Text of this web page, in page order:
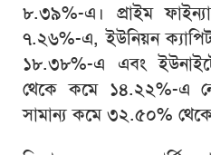
৮.৩৯%-এ। প্রাইম
৭.২৬%-এ, ইউনিয়ন
১৮.৩৮%-এ এবং
থেকে কমে ১৪.২২%-এ
সামান্য কমে ৩২.৫০%